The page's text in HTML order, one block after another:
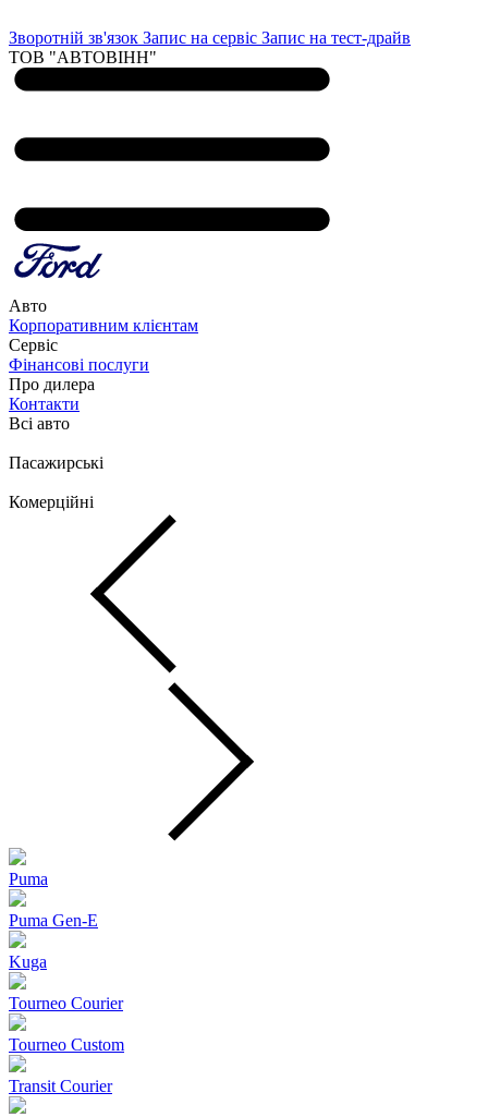
Зворотній зв'язок Запис на сервіс Запис на тест-драйв
ТОВ "АВТОВІНН"
Авто
Корпоративним клієнтам
Сервіс
Фінансові послуги
Про дилера
Контакти
Всі авто
Пасажирські
Комерційні
Puma
Puma Gen‑E
Kuga
Tourneo Courier
Tourneo Custom
Transit Courier